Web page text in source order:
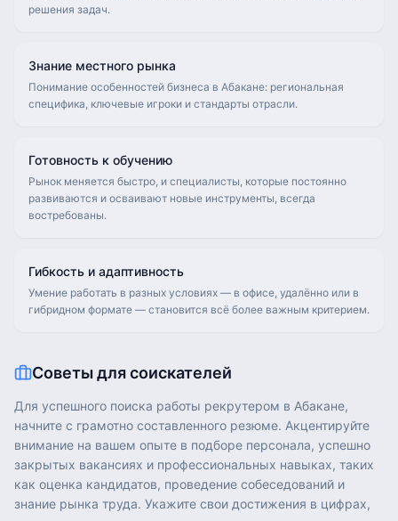
решения задач.
Знание местного рынка
Понимание особенностей бизнеса в Абакане: региональная
специфика, ключевые игроки и стандарты отрасли.
Готовность к обучению
Рынок меняется быстро, и специалисты, которые постоянно
развиваются и осваивают новые инструменты, всегда
востребованы.
Гибкость и адаптивность
Умение работать в разных условиях — в офисе, удалённо или в
гибридном формате — становится всё более важным критерием.
Советы для соискателей
Для успешного поиска работы рекрутером в Абакане,
начните с грамотно составленного резюме. Акцентируйте
внимание на вашем опыте в подборе персонала, успешно
закрытых вакансиях и профессиональных навыках, таких
как оценка кандидатов, проведение собеседований и
знание рынка труда. Укажите свои достижения в цифрах,